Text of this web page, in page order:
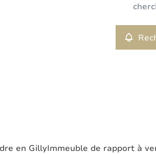
en GillyImmeuble de rapport à